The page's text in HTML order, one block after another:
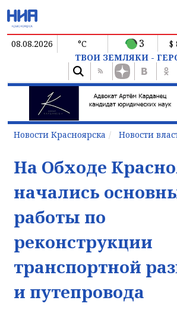
08.08.2026 °C 3 $
ТВОИ ЗЕМЛЯКИ -
Новости Красноярска Новости
На Обходе
начались
работы по
реконструкции
транспортной
и путепровода